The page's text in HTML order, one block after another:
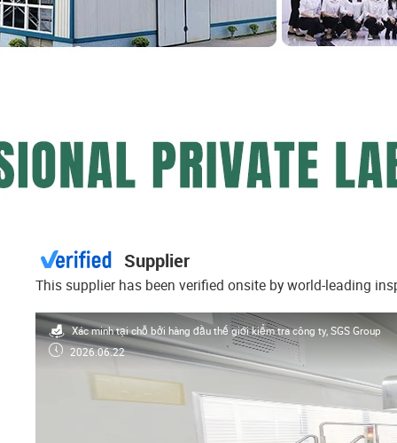
Supplier
This supplier has been verified onsite by world-leading
Xác minh tại chỗ bởi hàng đầu thế giới kiểm tra công ty, SGS Group
2026.06.22